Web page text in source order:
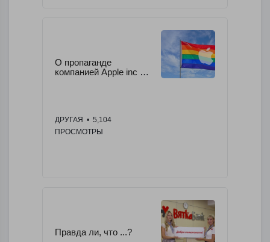
О пропаганде
компанией Apple inc
ДРУГАЯ •  5,104
ПРОСМОТРЫ
Правда ли, что ...?